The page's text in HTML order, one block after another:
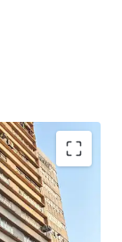
位於大角咀必
位。該物業